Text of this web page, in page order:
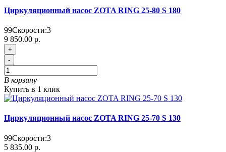
Циркуляционный насос ZOTA RING 25-80 S 180
99Скорости:3
9 850.00 р.
+
-
В корзину
Купить в 1 клик
Циркуляционный насос ZOTA RING 25-70 S 130
99Скорости:3
5 835.00 р.